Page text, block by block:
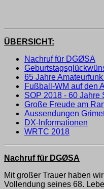
ÜBERSICHT:
Nachruf für DGØSA
65 Jahre
Fußball-WM auf den
SOP 2018 - 60 Jahre
Große Freude am
Aussendungen
DX-Informationen
WRTC 2018
Nachruf für DGØSA
Mit großer Trauer haben
Vollendung seines 68.